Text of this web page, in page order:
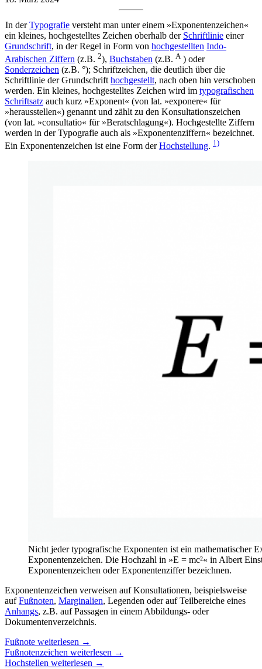
In derTypografie versteht man unter einem »Exponentenzeichen«
ein kleines, hochgestelltes Zeichen oberhalb der Schriftlinie einer
Grundschrift, in der Regel in Form von hochgestellten Indo-
Arabischen Ziffern (z.B. 2), Buchstaben (z.B. A) oder
Sonderzeichen (z.B. °); Schriftzeichen, die deutlich über die
Schriftlinie der Grundschrift hochgestellt, nach oben hin verschoben
werden. Ein kleines, hochgestelltes Zeichen wird im typografischen
Schriftsatz auch kurz »Exponent« (von lat. »exponere« für
»herausstellen«) genannt und zählt zu den Konsultationszeichen
(von lat. »consultatio« für »Beratschlagung«). Hochgestellte Ziffern
werden in der Typografie auch als »Exponentenziffern« bezeichnet.
Ein Exponentenzeichen ist eine Form derHochstellung. 1)
Nicht jeder typografische Exponenten ist ein mathematischer
Exponentenzeichen. Die Hochzahl in »E = mc²« in Albert
Exponentenzeichen oder Exponentenziffer bezeichnen.
Exponentenzeichen verweisen auf Konsultationen, beispielsweise
aufFußnoten, Marginalien, Legenden oder auf Teilbereiche eines
Anhangs, z.B. auf Passagen in einem Abbildungs- oder
Dokumentenverzeichnis.
Fußnote weiterlesen →
Fußnotenzeichen weiterlesen →
Hochstellen weiterlesen →